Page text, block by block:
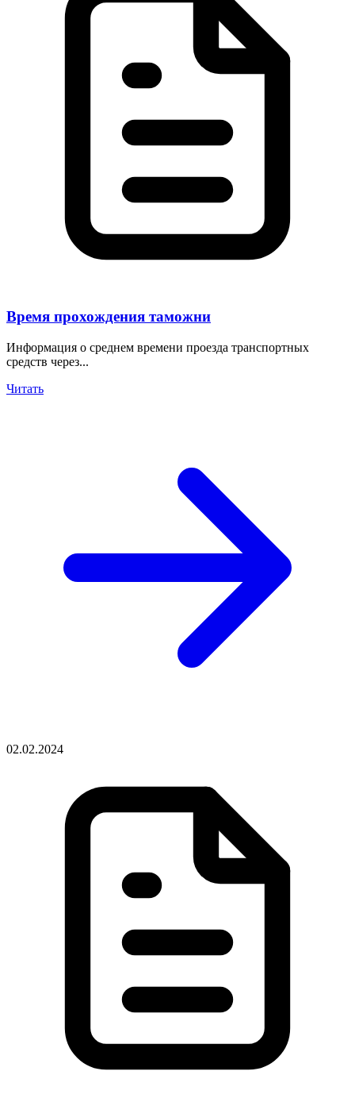
Время прохождения таможни
Информация о среднем времени проезда транспортных
средств через...
Читать
02.02.2024